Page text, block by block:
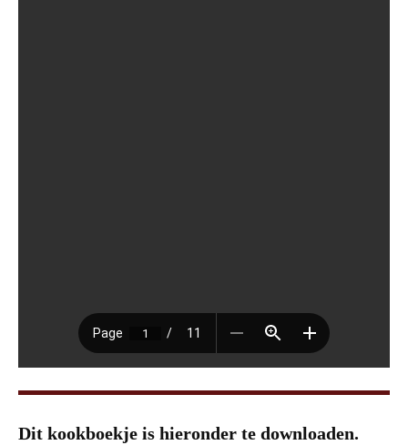
Dit kookboekje is hieronder te downloaden.